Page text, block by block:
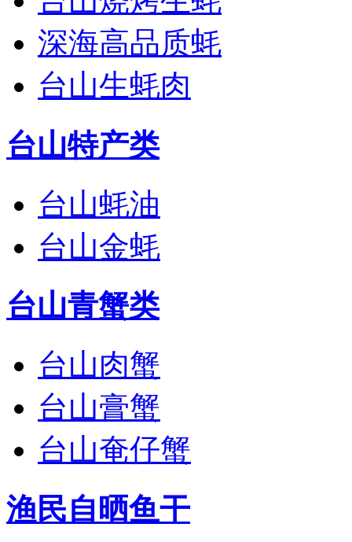
深海高品质蚝
台山生蚝肉
台山特产类
台山蚝油
台山金蚝
台山青蟹类
台山肉蟹
台山膏蟹
台山奄仔蟹
渔民自晒鱼干